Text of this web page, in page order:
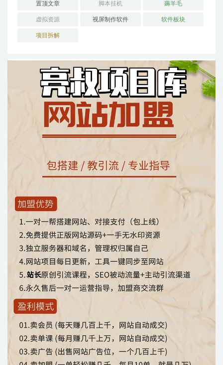
置顶文章 脚本挂机 薅羊毛
虚拟资源 视屏制作软件 软件板块
项目拆解